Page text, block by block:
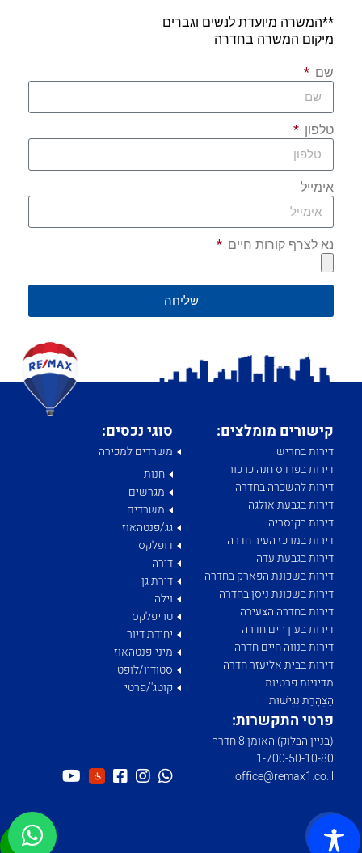
**המשרה מיועדת לנשים וגברים
מיקום המשרה בחדרה
שם
טלפון
אימייל
נא לצרף קורות חיים
שליחה
קישורים מומלצים:
דירות בחריש
דירות בפרדס חנה כרכור
דירות להשכרה בחדרה
דירות בגבעת אולגה
דירות בקיסריה
דירות במרכז העיר חדרה
דירות בגבעת עדה
דירות בשכונת הפארק בחדרה
דירות בשכונת ניסן בחדרה
דירות בחדרה הצעירה
דירות בעין הים חדרה
דירות בנווה חיים חדרה
דירות בבית אליעזר חדרה
מדיניות פרטיות
הַצְהָרַת נְגִישׁוּת
סוגי נכסים:
משרדים למכירה
חנות
מגרשים
משרדים
גג/פנטהאוז
דופלקס
דירה
דירת גן
וילה
טריפלקס
יחידת דיור
מיני-פנטהאוז
סטודיו/לופט
קוטג'/פרטי
פרטי התקשרות:
(בניין הבלוק) האומן 8 חדרה
1­-700­-50-­10-­80
office@remax1.co.il